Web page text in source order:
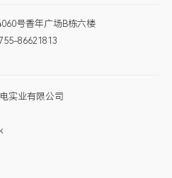
号香年广场B栋六楼
86621813
实业有限公司